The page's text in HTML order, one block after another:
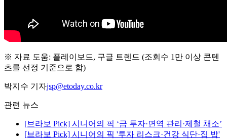
※ 자료 도움: 플레이보드, 구글 트렌드 (조회수 1만 이상 콘텐
츠를 선정 기준으로 함)
박지수 기자jsp@etoday.co.kr
관련 뉴스
[브라보 Pick] 시니어의 픽 ‘금 투자·면역 관리·제철 채소’
[브라보 Pick] 시니어의 픽 '투자 리스크·건강 식단·집 밥'